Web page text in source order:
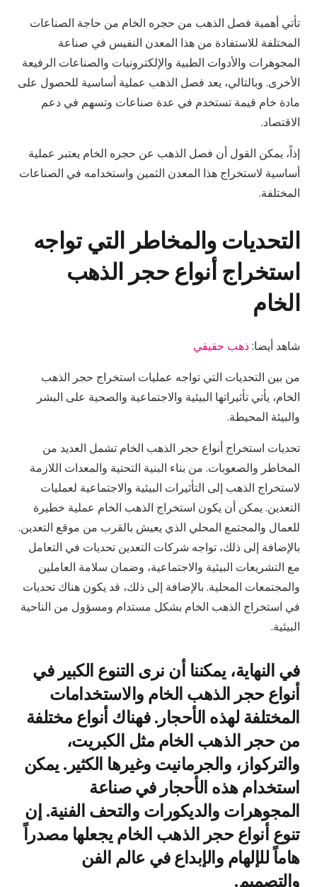
تأتي أهمية فصل الذهب من حجره الخام من حاجة الصناعات
المختلفة للاستفادة من هذا المعدن النفيس في صناعة
المجوهرات والأدوات الطبية والإلكترونيات والصناعات الرفيعة
الأخرى. وبالتالي، يعد فصل الذهب عملية أساسية للحصول على
مادة خام قيمة تستخدم في عدة صناعات وتسهم في دعم
الاقتصاد.
إذاً، يمكن القول أن فصل الذهب عن حجره الخام يعتبر عملية
أساسية لاستخراج هذا المعدن الثمين واستخدامه في الصناعات
المختلفة.
التحديات والمخاطر التي تواجه
استخراج أنواع حجر الذهب
الخام
شاهد أيضا:ذهب حقيقي
من بين التحديات التي تواجه عمليات استخراج حجر الذهب
الخام، يأتي تأثيراتها البيئية والاجتماعية والصحية على البشر
والبيئة المحيطة.
تحديات استخراج أنواع حجر الذهب الخام تشمل العديد من
المخاطر والصعوبات. من بناء البنية التحتية والمعدات اللازمة
لاستخراج الذهب إلى التأثيرات البيئية والاجتماعية لعمليات
التعدين. يمكن أن يكون استخراج الذهب الخام عملية خطيرة
للعمال والمجتمع المحلي الذي يعيش بالقرب من موقع التعدين.
بالإضافة إلى ذلك، تواجه شركات التعدين تحديات في التعامل
مع التشريعات البيئية والاجتماعية، وضمان سلامة العاملين
والمجتمعات المحلية. بالإضافة إلى ذلك، قد يكون هناك تحديات
في استخراج الذهب الخام بشكل مستدام ومسؤول من الناحية
البيئية.
في النهاية، يمكننا أن نرى التنوع الكبير في
أنواع حجر الذهب الخام والاستخدامات
المختلفة لهذه الأحجار. فهناك أنواع مختلفة
من حجر الذهب الخام مثل الكبريت،
والتركواز، والجرمانيت وغيرها الكثير. يمكن
استخدام هذه الأحجار في صناعة
المجوهرات والديكورات والتحف الفنية. إن
تنوع أنواع حجر الذهب الخام يجعلها مصدراً
هاماً للإلهام والإبداع في عالم الفن
والتصميم.